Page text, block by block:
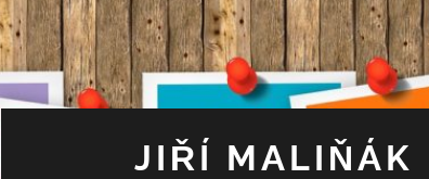
JIŘÍ MALIŇÁK